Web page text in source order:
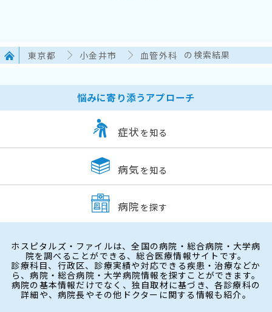
東京都 小金井市 血管外科 の検索結果
悩みに寄り添うアプローチ
症状 を知る
病気 を知る
病院 を探す
ホスピタルズ・ファイルは、全国の病院・総合病院・大学病
院を調べることができる、総合医療情報サイトです。
診療科目、行政区、診療実績や対応できる疾患・治療などか
ら、病院・総合病院・大学病院情報を探すことができます。
病院の基本情報だけでなく、独自取材に基づき、各診療科の
詳細や、病院長やその他ドクターに関する情報も紹介。